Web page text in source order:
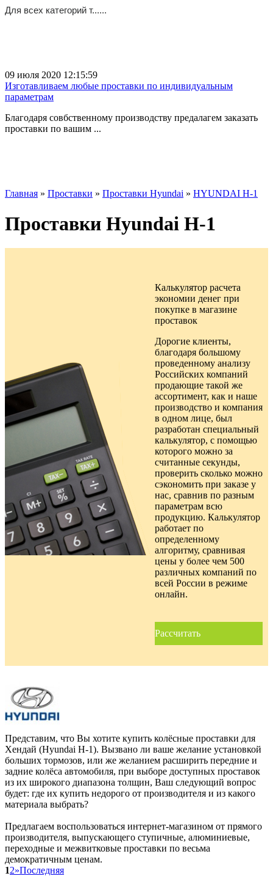
Для всех категорий т......
09 июля 2020 12:15:59
Изготавливаем любые проставки по индивидуальным
параметрам
Благодаря совбственному производству предалагем заказать
проставки по вашим ...
Главная » Проставки » Проставки Hyundai » HYUNDAI H-1
Проставки Hyundai H-1
Калькулятор расчета
экономии денег при
покупке в магазине
проставок
Дорогие клиенты,
благодаря большому
проведенному анализу
Российских компаний
продающие такой же
ассортимент, как и наше
производство и компания
в одном лице, был
разработан специальный
калькулятор, с помощью
которого можно за
считанные секунды,
проверить сколько можно
сэкономить при заказе у
нас, сравнив по разным
параметрам всю
продукцию. Калькулятор
работает по
определенному
алгоритму, сравнивая
цены у более чем 500
различных компаний по
всей России в режиме
онлайн.
Рассчитать
Представим, что Вы хотите купить колёсные проставки для
Хендай (Hyundai H-1). Вызвано ли ваше желание установкой
больших тормозов, или же желанием расширить передние и
задние колёса автомобиля, при выборе доступных проставок
из их широкого диапазона толщин, Ваш следующий вопрос
будет: где их купить недорого от производителя и из какого
материала выбрать?
Предлагаем воспользоваться интернет-магазином от прямого
производителя, выпускающего ступичные, алюминиевые,
переходные и межвитковые проставки по весьма
демократичным ценам.
12»Последняя